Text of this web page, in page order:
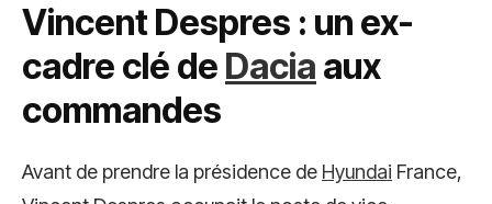
Vincent Despres : un ex-
cadre clé de Dacia aux
commandes
Avant de prendre la présidence de Hyundai France,